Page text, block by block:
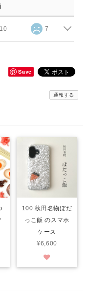
10 7
Save
通報する
100.秋田名物ぼだ
っこ飯 のスマホ
ケース
¥6,600